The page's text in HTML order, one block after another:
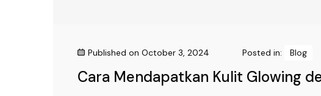
Published on October 3, 2024 Posted in: Blog
Cara Mendapatkan Kulit Glowing